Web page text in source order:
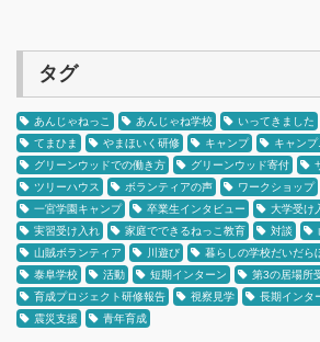
タグ
あんじゃねっこ あんじゃね学校 いってきました
てまひま
やまほいく研修 キャンプ
キャン
グリーンウッドでの働き方
グリーンウッド寄付
ツリーハウス
ボランティアの声 ワークショップ
一宮学園キャンプ
卒業生インタビュー 大学受け
実習受け入れ
家庭でできるねっこ教育 対談
山賊ボランティア
川遊び 暮らしの学校だいだら
泰阜学校
活動 短期インターン 第3の居場所
育成プロジェクト研修報告
視察見学 長期インタ
震災支援
青年育成